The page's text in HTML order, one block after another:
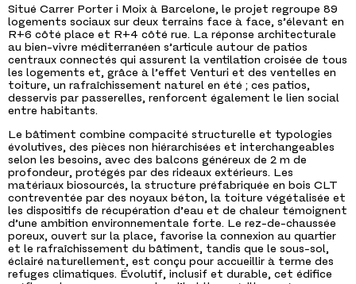
Situé Carrer Porter i Moix à Barcelone, le projet regroupe 89
logements sociaux sur deux terrains face à face, s’élevant en
R+6 côté place et R+4 côté rue. La réponse architecturale
au bien-vivre méditerranéen s’articule autour de patios
centraux connectés qui assurent la ventilation croisée de tous
les logements et, grâce à l’effet Venturi et des ventelles en
toiture, un rafraîchissement naturel en été ; ces patios,
desservis par passerelles, renforcent également le lien social
entre habitants.
Le bâtiment combine compacité structurelle et typologies
évolutives, des pièces non hiérarchisées et interchangeables
selon les besoins, avec des balcons généreux de 2 m de
profondeur, protégés par des rideaux extérieurs. Les
matériaux biosourcés, la structure préfabriquée en bois CLT
contreventée par des noyaux béton, la toiture végétalisée et
les dispositifs de récupération d’eau et de chaleur témoignent
d’une ambition environnementale forte. Le rez-de-chaussée
poreux, ouvert sur la place, favorise la connexion au quartier
et le rafraîchissement du bâtiment, tandis que le sous-sol,
éclairé naturellement, est conçu pour accueillir à terme des
refuges climatiques. Évolutif, inclusif et durable, cet édifice